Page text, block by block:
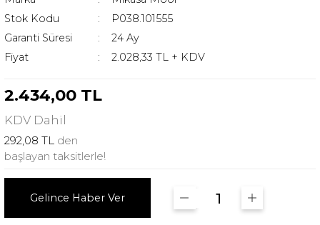
Stok Kodu
P038.101555
Garanti Süresi
24 Ay
Fiyat
2.028,33 TL + KDV
2.434,00 TL
KDV Dahil
292,08 TL den
başlayan taksitlerle!
Gelince Haber Ver